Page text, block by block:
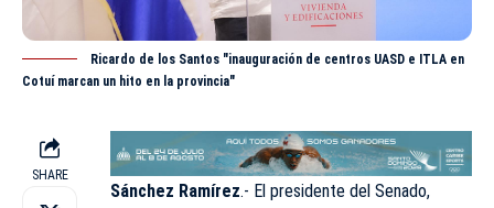
Ricardo de los Santos "inauguración de centros UASD e ITLA en
Cotuí marcan un hito en la provincia"
SHARE
Sánchez Ramírez.- El presidente del Senado,